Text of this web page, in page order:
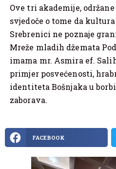
Ove tri akademije,
svjedoče o tome da
Srebrenici ne poznaje
Mreže mladih džemata
imama mr. Asmira ef.
primjer posvećenosti,
identiteta Bošnjaka u
zaborava.
FACEBOOK